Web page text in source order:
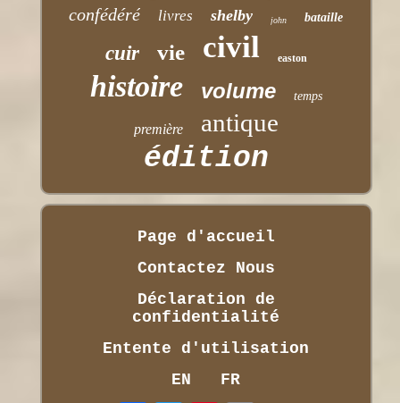
confédéré livres shelby john bataille
cuir vie civil easton
histoire volume temps
première antique
édition
Page d'accueil
Contactez Nous
Déclaration de
confidentialité
Entente d'utilisation
EN
FR